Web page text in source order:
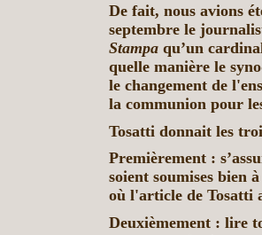
De fait, nous avions
septembre le
Stampa qu’un
quelle manière le
le changement de
la communion pour
Tosatti donnait les
Premièrement :
soient soumises bien
où l'article de Tosatti
Deuxièmement : lire